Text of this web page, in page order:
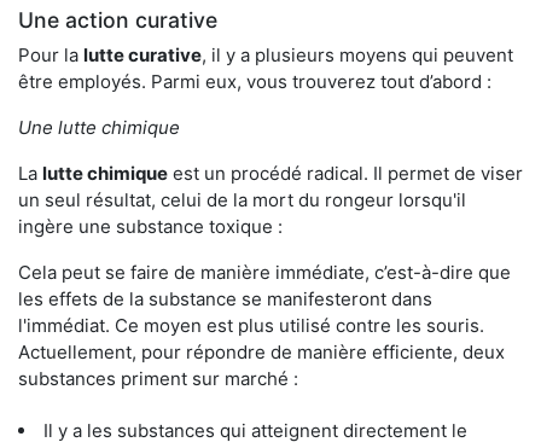
Une action curative
Pour la lutte curative, il y a plusieurs moyens qui peuvent
être employés. Parmi eux, vous trouverez tout d’abord :
Une lutte chimique
La lutte chimique est un procédé radical. Il permet de viser
un seul résultat, celui de la mort du rongeur lorsqu'il
ingère une substance toxique :
Cela peut se faire de manière immédiate, c’est-à-dire que
les effets de la substance se manifesteront dans
l'immédiat. Ce moyen est plus utilisé contre les souris.
Actuellement, pour répondre de manière efficiente, deux
substances priment sur marché :
Il y a les substances qui atteignent directement le